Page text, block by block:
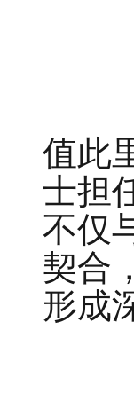
值此
士担
不仅
契合
形成